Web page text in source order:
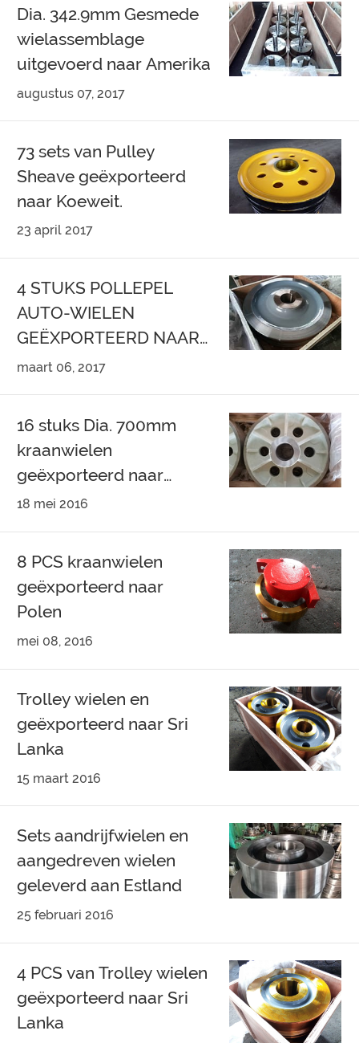
Dia. 342.9mm Gesmede
wielassemblage
uitgevoerd naar Amerika
augustus 07, 2017
73 sets van Pulley
Sheave geëxporteerd
naar Koeweit.
23 april 2017
4 STUKS POLLEPEL
AUTO-WIELEN
GEËXPORTEERD NAAR
SPANJE
maart 06, 2017
16 stuks Dia. 700mm
kraanwielen
geëxporteerd naar
Noorwegen
18 mei 2016
8 PCS kraanwielen
geëxporteerd naar
Polen
mei 08, 2016
Trolley wielen en
geëxporteerd naar Sri
Lanka
15 maart 2016
Sets aandrijfwielen en
aangedreven wielen
geleverd aan Estland
25 februari 2016
4 PCS van Trolley wielen
geëxporteerd naar Sri
Lanka